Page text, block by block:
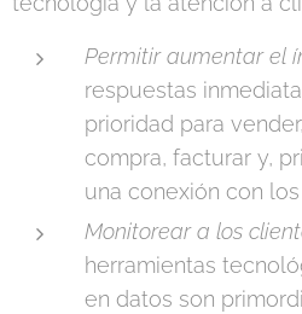
Permitir aumentar el
respuestas
prioridad para
compra, facturar y,
una conexión con
Monitorear a los
herramientas
en datos son